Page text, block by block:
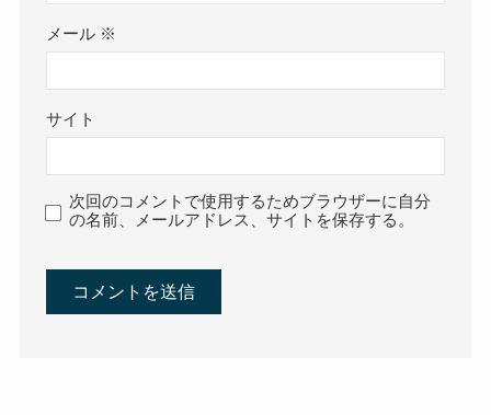
メール ※
サイト
次回のコメントで使用するためブラウザーに自分
の名前、メールアドレス、サイトを保存する。